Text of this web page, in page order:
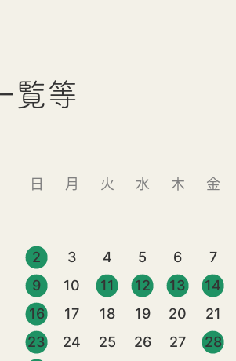
覧等
日 月 火 水 木 金
2
3 4 5 6 7
9
10 11 12 13 14
16
17 18 19 20 21
23
24 25 26 27 28